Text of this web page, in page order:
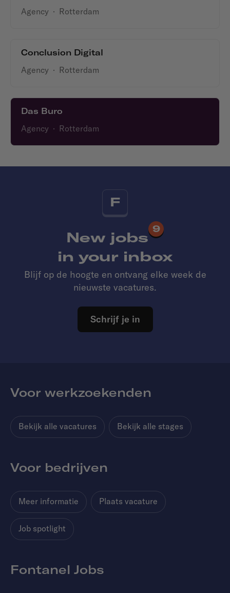
Agency · Rotterdam
Conclusion Digital
Agency · Rotterdam
Das Buro
Agency · Rotterdam
F
New jobs
9
in your inbox
Blijf op de hoogte en ontvang elke week de
nieuwste vacatures.
Schrijf je in
Voor werkzoekenden
Bekijk alle vacatures Bekijk alle stages
Voor bedrijven
Meer informatie Plaats vacature
Job spotlight
Fontanel Jobs